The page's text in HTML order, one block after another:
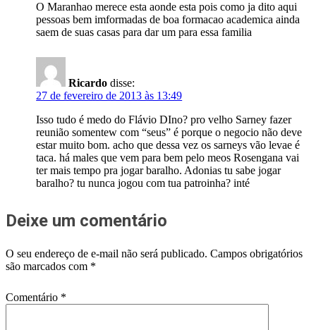
O Maranhao merece esta aonde esta pois como ja dito aqui
pessoas bem imformadas de boa formacao academica ainda
saem de suas casas para dar um para essa familia
Ricardo disse:
27 de fevereiro de 2013 às 13:49
Isso tudo é medo do Flávio DIno? pro velho Sarney fazer
reunião somentew com “seus” é porque o negocio não deve
estar muito bom. acho que dessa vez os sarneys vão levae é
taca. há males que vem para bem pelo meos Rosengana vai
ter mais tempo pra jogar baralho. Adonias tu sabe jogar
baralho? tu nunca jogou com tua patroinha? inté
Deixe um comentário
O seu endereço de e-mail não será publicado. Campos obrigatórios
são marcados com *
Comentário *